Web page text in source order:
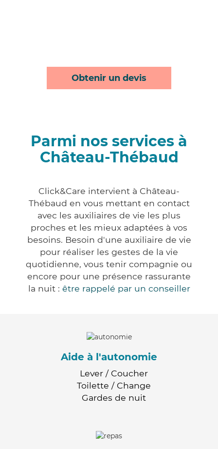
Obtenir un devis
Parmi nos services à
Château-Thébaud
Click&Care intervient à Château-
Thébaud en vous mettant en contact
avec les auxiliaires de vie les plus
proches et les mieux adaptées à vos
besoins. Besoin d'une auxiliaire de vie
pour réaliser les gestes de la vie
quotidienne, vous tenir compagnie ou
encore pour une présence rassurante
la nuit : être rappelé par un conseiller
Aide à l'autonomie
Lever / Coucher
Toilette / Change
Gardes de nuit